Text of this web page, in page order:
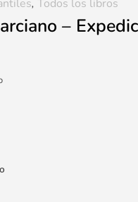
–
, Todos los libros